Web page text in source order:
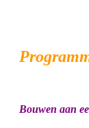
Bouwen aan